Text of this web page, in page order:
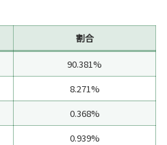
割合
90.381%
8.271%
0.368%
0.939%